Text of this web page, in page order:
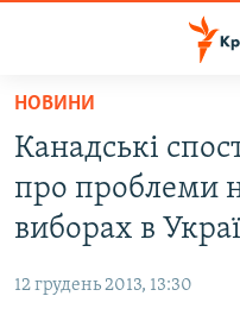
Перейти
основного
матеріалу
Перейти
до
основної
навігації
ВОДА.КРИМ
ВІДЕО ТА ФОТО
БЛОГИ
НОВИНИ
Канадські
про проблеми
виборах в
12 грудень 2013, 13:30